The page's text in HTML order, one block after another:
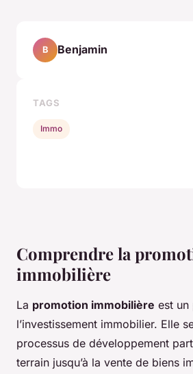
Comprendre la
immobilière
La promotion immobilière est un
l’investissement immobilier. Elle
processus de développement
terrain jusqu’à la vente de biens
B Benjamin
TAGS
Immo